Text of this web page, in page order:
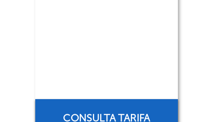
CONSULTA TARIFA